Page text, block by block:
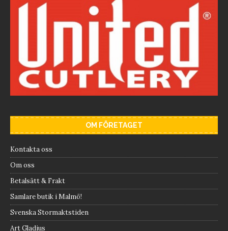
OM FÖRETAGET
Kontakta oss
Om oss
Betalsätt & Frakt
Samlare butik i Malmö!
Svenska Stormaktstiden
Art Gladius